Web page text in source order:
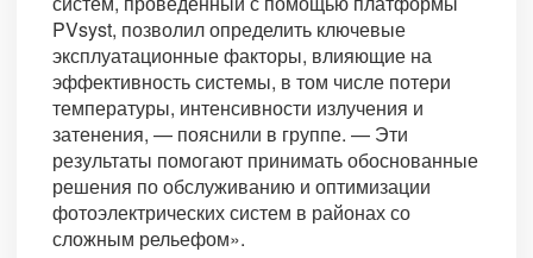
PVsyst, позволил определить ключевые
эксплуатационные факторы, влияющие на
эффективность системы, в том числе потери
температуры, интенсивности излучения и
затенения, — пояснили в группе. — Эти
результаты помогают принимать обоснованные
решения по обслуживанию и оптимизации
фотоэлектрических систем в районах со
сложным рельефом».